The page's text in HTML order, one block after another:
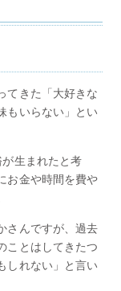
てきた「大好きな
もいらない」とい
生まれたと考
お金や時間を費や
さんですが、過去
ことはしてきたつ
しれない」と言い